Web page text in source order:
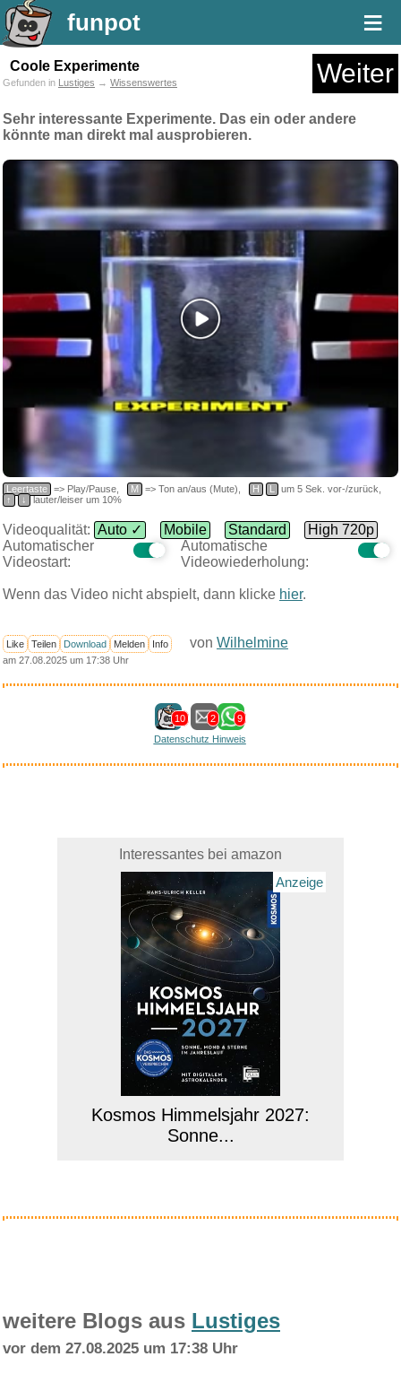
funpot ≡
Coole Experimente Weiter
Gefunden in Lustiges → Wissenswertes
Sehr interessante Experimente. Das ein oder andere
könnte man direkt mal ausprobieren.
Leertaste => Play/Pause, M => Ton an/aus (Mute), H L
um 5 Sek. vor-/zurück,
↑
↓ lauter/leiser um 10%
Videoqualität: Auto ✓ Mobile Standard
High 720p
Automatischer
Videostart:
Automatische
Videowiederholung:
Wenn das Video nicht abspielt, dann klicke hier.
Like Teilen Download Melden Info von Wilhelmine
am 27.08.2025 um 17:38 Uhr
10 2
9
Datenschutz Hinweis
Interessantes bei amazon
Anzeige
Kosmos Himmelsjahr 2027:
Sonne...
PUMA Unisex Sportsocken
weitere Blogs aus Lustiges
vor dem 27.08.2025 um 17:38 Uhr